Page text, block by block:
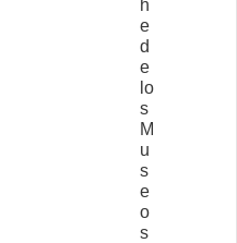
h
e
d
e
lo
s
M
u
s
e
o
s